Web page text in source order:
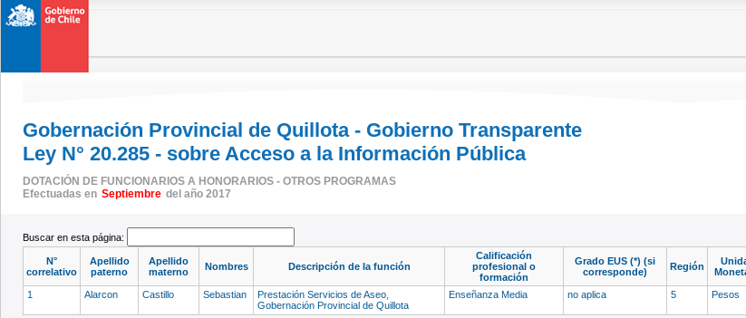
Gobernación Provincial de Quillota - Gobierno Transparente
Ley N° 20.285 - sobre Acceso a la Información Pública
DOTACIÓN DE FUNCIONARIOS A HONORARIOS - OTROS PROGRAMAS
Efectuadas en Septiembre del año 2017
Buscar en esta página:
N°
correlativo
Apellido
paterno
Apellido
materno
Nombres Descripción de la función
Calificación
profesional o
formación
Grado EUS (*) (si
corresponde)
Región
1 Alarcon Castillo Sebastian
Prestación Servicios de Aseo,
Gobernación Provincial de Quillota
Enseñanza Media no aplica 5 Pesos